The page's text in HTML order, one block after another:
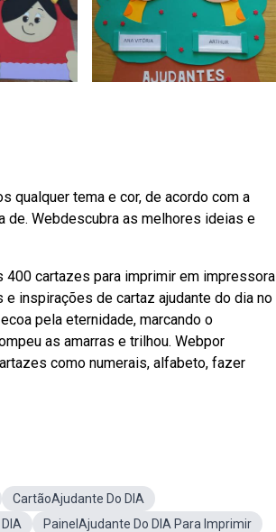
qualquer tema e cor, de acordo com a
de. Webdescubra as melhores ideias e
cartazes para imprimir em impressora
inspirações de cartaz ajudante do dia no
pela eternidade, marcando o
as amarras e trilhou. Webpor
como numerais, alfabeto, fazer
CartãoAjudante Do DIA
PainelAjudante Do DIA Para Imprimir